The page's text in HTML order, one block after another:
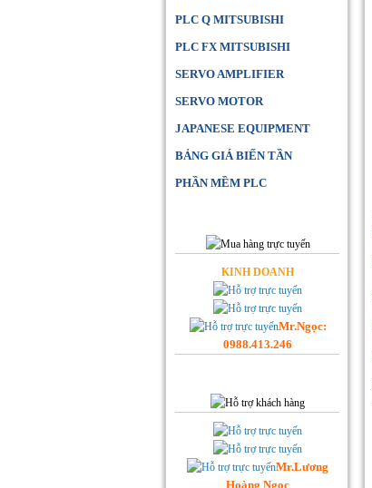
PLC Q MITSUBISHI
PLC FX MITSUBISHI
SERVO AMPLIFIER
SERVO MOTOR
JAPANESE EQUIPMENT
BẢNG GIÁ BIẾN TẦN
PHẦN MỀM PLC
KINH DOANH
Mr.Ngọc:
0988.413.246
Mr.Lương
Hoàng Ngọc